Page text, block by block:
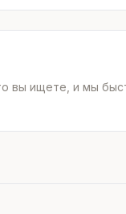
вы ищете, и мы